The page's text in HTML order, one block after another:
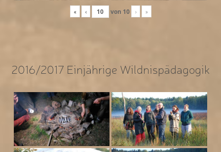
« ‹ von 10 › »
2016/2017 Einjährige Wildnispädagogik